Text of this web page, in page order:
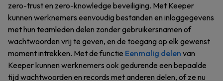
zero-trust en zero-knowledge beveiliging. Met Keeper
kunnen werknemers eenvoudig bestanden en inloggegevens
met hun teamleden delen zonder gebruikersnamen of
wachtwoorden vrij te geven, en de toegang op elk gewenst
moment intrekken. Met de functie Eenmalig delen van
Keeper kunnen werknemers ook gedurende een bepaalde
tijd wachtwoorden en records met anderen delen, of ze nu